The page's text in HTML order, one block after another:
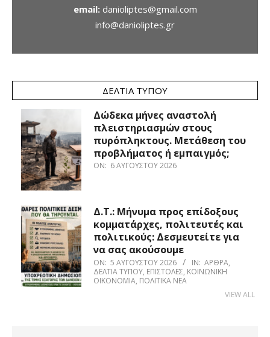
email: danioliptes@gmail.com
info@danioliptes.gr
ΔΕΛΤΊΑ ΤΎΠΟΥ
Δώδεκα μήνες αναστολή
πλειστηριασμών στους
πυρόπληκτους. Μετάθεση του
προβλήματος ή εμπαιγμός;
ON: 6 ΑΥΓΟΎΣΤΟΥ 2026
Δ.Τ.: Μήνυμα προς επίδοξους
κομματάρχες, πολιτευτές και
πολιτικούς: Δεσμευτείτε για
να σας ακούσουμε
ON: 5 ΑΥΓΟΎΣΤΟΥ 2026 IN: ΆΡΘΡΑ,
ΔΕΛΤΊΑ ΤΎΠΟΥ, ΕΠΙΣΤΟΛΈΣ, ΚΟΙΝΩΝΙΚΉ
ΟΙΚΟΝΟΜΊΑ, ΠΟΛΙΤΙΚΆ ΝΈΑ
VIEW ALL